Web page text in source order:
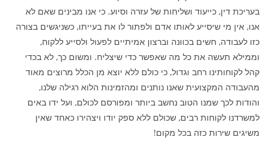
בעריכת דין, כייעוד ושליחות של עזרה וסיוע. כי אנו מבינים שאם לא
אנו, אין מי שיסייע לאותו אדם ולפתור לו את בעייתו, כשניגשים בצורה
כזו לעבודה, חשים בכוונה וברצון אמיתיים לפעול ולסייע ללקוח,
וממילא תעשה את כל מה שאפשר כדי שיצליח. ומשום כך, לא בכדי
קהל לקוחותינו רחב וגדול, כי כולם ללא יוצא מן הכלל מרוצים מאוד
מהעבודה המקצועית שאנו נותנים ומהזמינות הלוא רגילה שלנו,
והודות לכך שמנו הטוב נחשב ביותר ומפורסם לכולם, ועל ידו באים
למשרדנו לקוחות רבים, שכולם ללא ספק יודו ויצהירו כאחד שאין
משיגים שירות כזה בכל מקום!